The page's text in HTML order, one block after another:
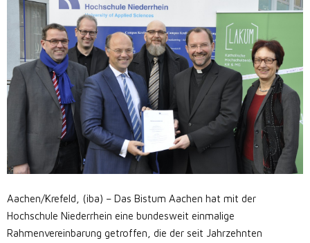
Aachen/Krefeld, (iba) – Das Bistum Aachen hat mit der
Hochschule Niederrhein eine bundesweit einmalige
Rahmenvereinbarung getroffen, die der seit Jahrzehnten